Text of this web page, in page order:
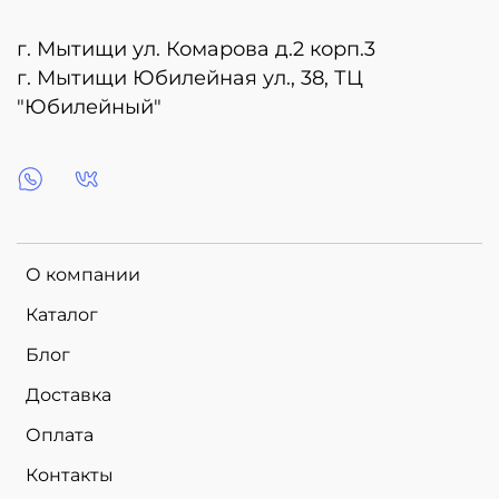
О компании
Каталог
Блог
Доставка
Оплата
Контакты
г. Мытищи ул. Комарова д.2 корп.3
г. Мытищи Юбилейная ул., 38, ТЦ
"Юбилейный"